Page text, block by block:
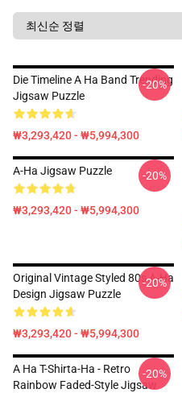
Die Timeline A Ha Band Trending
Jigsaw Puzzle
₩3,293,420 - ₩5,994,300
-20%
A-Ha Jigsaw Puzzle
₩3,293,420 - ₩5,994,300
-20%
Original Vintage Styled 80s A-Ha
Design Jigsaw Puzzle
₩3,293,420 - ₩5,994,300
-20%
A Ha T-Shirta-Ha - Retro
Rainbow Faded-Style Jigsaw
-20%